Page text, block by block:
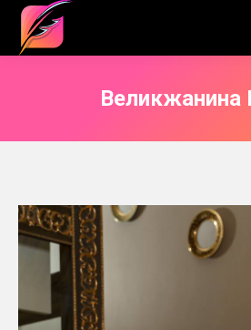
Великжанина